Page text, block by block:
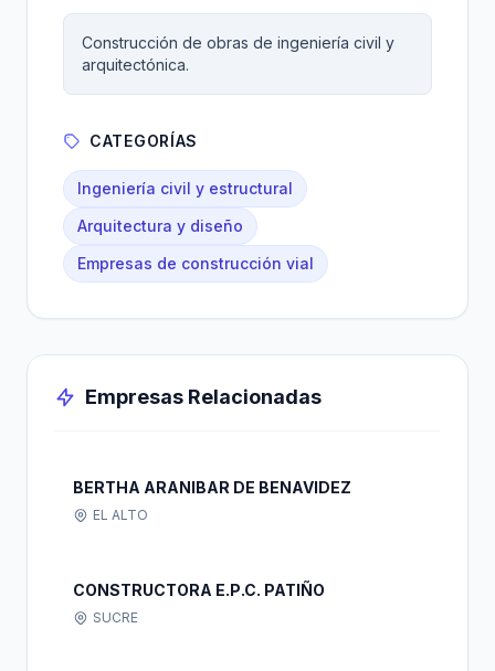
Construcción de obras de ingeniería civil y
arquitectónica.
CATEGORÍAS
Ingeniería civil y estructural
Arquitectura y diseño
Empresas de construcción vial
Empresas Relacionadas
BERTHA ARANIBAR DE BENAVIDEZ
EL ALTO
CONSTRUCTORA E.P.C. PATIÑO
SUCRE